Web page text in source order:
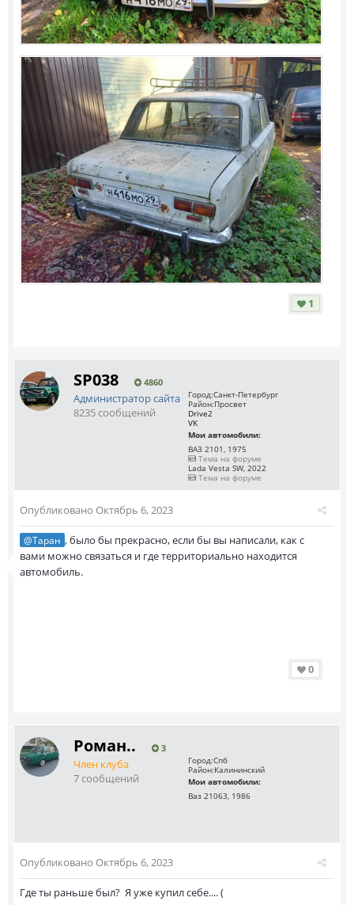
1
SP038 4860
Администратор сайта
8235 сообщений
Город:Санкт-Петербург
Район:Просвет
Drive2
VK
Мои автомобили:
ВАЗ 2101, 1975
Тема на форуме
Lada Vesta SW, 2022
Тема на форуме
Опубликовано Октябрь 6, 2023
@Таран , было бы прекрасно, если бы вы написали, как с
вами можно связаться и где территориально находится
автомобиль.
0
Роман.. 3
Член клуба
7 сообщений
Город:Спб
Район:Калининский
Мои автомобили:
Ваз 21063, 1986
Опубликовано Октябрь 6, 2023
Где ты раньше был? Я уже купил себе.... (